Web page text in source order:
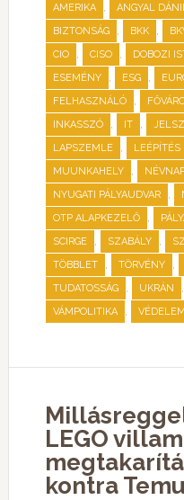
AMERIKA , ANGYAL
BIZTONSÁG , BKK ,
CIO , CISO , DOBOZI
ESEMÉNY , ESG ,
FELHASZNÁLÓ ,
INKASSZÓ , IT ,
LAPSZEMLE , LEÉPÍTÉS
MUUNKAHELY ,
NYUGATI PÁLYAUDVAR ,
OTP ALAPKEZELŐ ,
SCIRGE , SZABÁLY ,
TÖBBLET , TÖRVÉNY ,
TUDATOSSÁG , UKRÁN ,
VÁMPOLITIKA , VÉDELEM
LEGO
kontra Temu